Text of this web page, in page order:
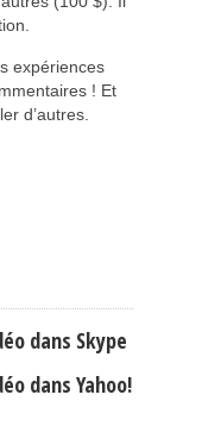
expériences
! Et
d’autres.
dans Skype
dans Yahoo!